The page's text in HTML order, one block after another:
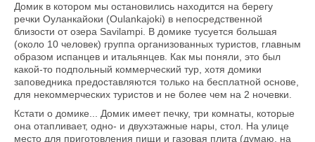
Домик в котором мы остановились находится на берегу
речки Оуланкайоки (Oulankajoki) в непосредственной
близости от озера Savilampi. В домике тусуется большая
(около 10 человек) группа организованных туристов, главным
образом испанцев и итальянцев. Как мы поняли, это был
какой-то подпольный коммерческий тур, хотя домики
заповедника предоставляются только на бесплатной основе,
для некоммерческих туристов и не более чем на 2 ночевки.
Кстати о домике... Домик имеет печку, три комнаты, которые
она отапливает, одно- и двухэтажные нары, стол. На улице
место для приготовления пищи и газовая плита (думаю, на